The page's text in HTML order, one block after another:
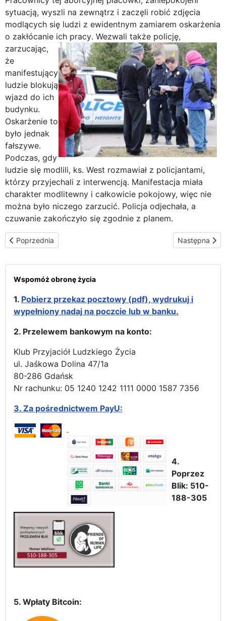
sytuacją, wyszli na zewnątrz i zaczęli robić zdjęcia
modlących się ludzi z ewidentnym zamiarem oskarżenia
o zakłócanie ich pracy. Wezwali także policję,
zarzucając,
że
manifestujący
ludzie blokują
wjazd do ich
budynku.
Oskarżenie to
było jednak
fałszywe.
Podczas, gdy
ludzie się modlili, ks. West rozmawiał z policjantami,
którzy przyjechali z interwencją. Manifestacja miała
charakter modlitewny i całkowicie pokojowy, więc nie
można było niczego zarzucić. Policja odjechała, a
czuwanie zakończyło się zgodnie z planem.
Poprzednia strona: W parafii p.w. Matki Bożej Częstochowskiej
Poprzednia Następna
Następna
Wspomóż obronę życia
1. Pobierz przekaz pocztowy (pdf), wydrukuj i
wypełniony nadaj na poczcie lub w banku.
2. Przelewem bankowym na konto:
Klub Przyjaciół Ludzkiego Życia
ul. Jaśkowa Dolina 47/1a
80-286 Gdańsk
Nr rachunku: 05 1240 1242 1111 0000 1587 7356
3. Za pośrednictwem PayU:
4.
Poprzez
Blik: 510-
188-305
5. Wpłaty Bitcoin: